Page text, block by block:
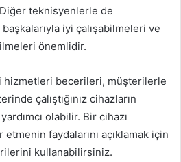
teknisyenlerle de
iyi çalışabilmeleri ve
önemlidir.
hizmetleri becerileri, müşterilerle
çalıştığınız cihazların
olabilir. Bir cihazı
faydalarını açıklamak için
kullanabilirsiniz.